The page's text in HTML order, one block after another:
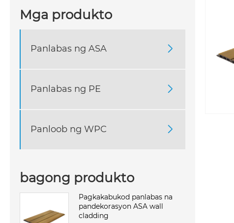
Mga produkto
Panlabas ng ASA 
Panlabas ng PE 
Panloob ng WPC 
bagong produkto
Pagkakabukod panlabas na
pandekorasyon ASA wall
cladding